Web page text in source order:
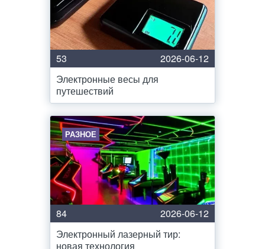
53
2026-06-12
Электронные весы для
путешествий
РАЗНОЕ
84
2026-06-12
Электронный лазерный тир:
новая технология